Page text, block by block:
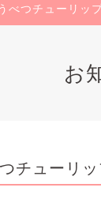
つチューリッ
お
チューリ